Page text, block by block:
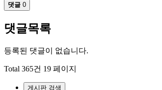
댓글 0
댓글목록
등록된 댓글이 없습니다.
Total 365건 19 페이지
게시판 검색